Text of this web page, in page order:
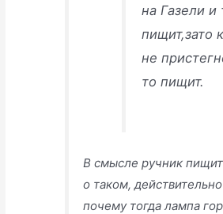
на Газели и
пищит,зато
не
то пищит.
В смысле ручник
о таком,
почему тогда лампа